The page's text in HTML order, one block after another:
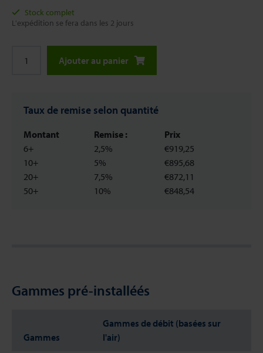
Stock complet
L'expédition se fera dans les 2 jours
Ajouter au panier
Taux de remise selon quantité
Montant
6+
10+
20+
50+
Remise :
2,5%
5%
7,5%
10%
Prix
€919,25
€895,68
€872,11
€848,54
Gammes pré-installéés
Gammes
Gammes de débit (basées sur
l'air)